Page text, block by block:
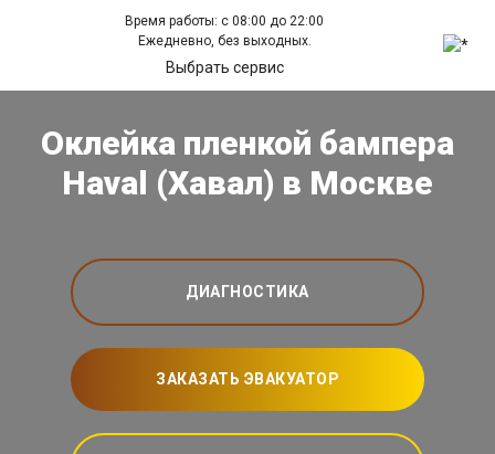
Время работы: с 08:00 до 22:00
Ежедневно, без выходных.
Выбрать сервис
Оклейка пленкой бампера
Haval (Хавал) в Москве
ДИАГНОСТИКА
ЗАКАЗАТЬ ЭВАКУАТОР